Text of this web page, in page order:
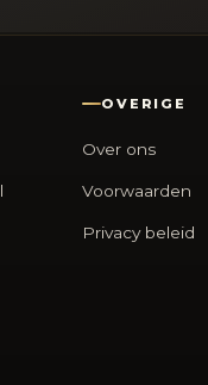
OVERIGE
Over ons
Voorwaarden
Privacy beleid